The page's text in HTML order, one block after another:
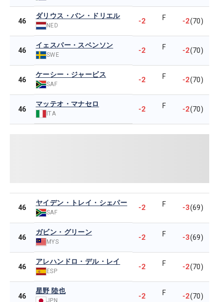
46
ダリウス・バン・ドリエル
NED -2 F -2(70)
46
イェスパー・スベンソン
SWE -2 F -2(70)
46
ケーシー・ジャービス
SAF -2 F -2(70)
46
マッテオ・マナセロ
ITA -2 F -2(70)
46
ヤイデン・トレイ・シェパー
SAF
-2 F -3(69)
46
ガビン・グリーン
MYS -2 F -3(69)
46
アレハンドロ・デル・レイ
ESP -2 F -2(70)
46
星野 陸也
JPN -2 F -2(70)